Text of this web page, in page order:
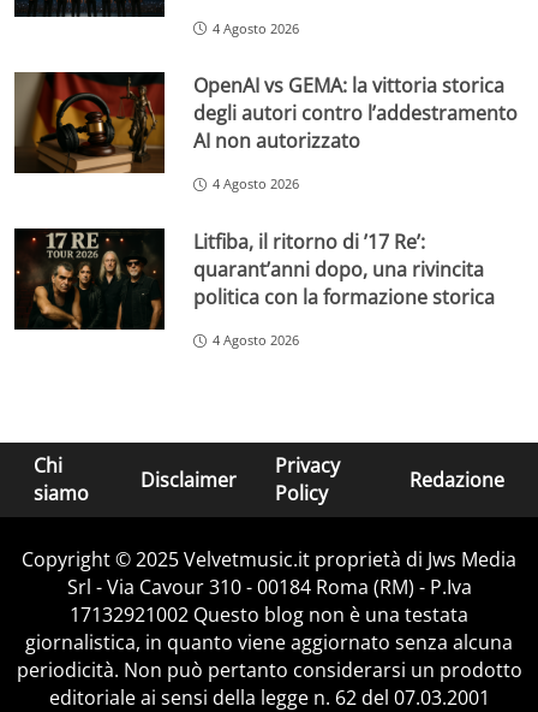
4 Agosto 2026
OpenAI vs GEMA: la vittoria storica
degli autori contro l’addestramento
AI non autorizzato
4 Agosto 2026
Litfiba, il ritorno di ’17 Re’:
quarant’anni dopo, una rivincita
politica con la formazione storica
4 Agosto 2026
Chi
siamo
Disclaimer
Privacy
Policy
Redazione
Copyright © 2025 Velvetmusic.it proprietà di Jws Media
Srl - Via Cavour 310 - 00184 Roma (RM) - P.Iva
17132921002 Questo blog non è una testata
giornalistica, in quanto viene aggiornato senza alcuna
periodicità. Non può pertanto considerarsi un prodotto
editoriale ai sensi della legge n. 62 del 07.03.2001